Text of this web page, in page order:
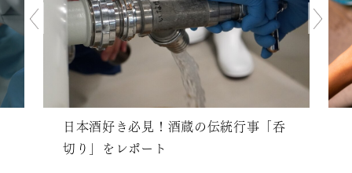
日本酒好き必見！酒蔵の伝統行事「呑
切り」をレポート